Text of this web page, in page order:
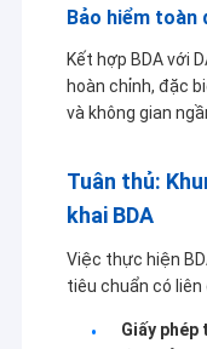
Bảo hiểm toàn
Kết hợp BDA với
hoàn chỉnh, đặc
và không gian
Tuân thủ:
khai BDA
Việc thực hiện
tiêu chuẩn có liên
Giấy phép